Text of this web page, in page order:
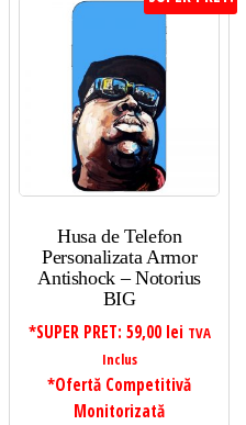
Husa de Telefon
Personalizata Armor
Antishock – Notorius
BIG
*SUPER PRET: 59,00 lei TVA
Inclus
*Ofertă Competitivă
Monitorizată